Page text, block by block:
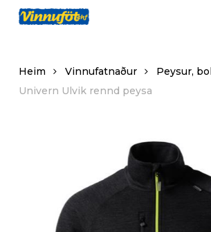
Skip
Heim Vinnufatnaður
Peysur,
Univern Ulvik rennd peysa